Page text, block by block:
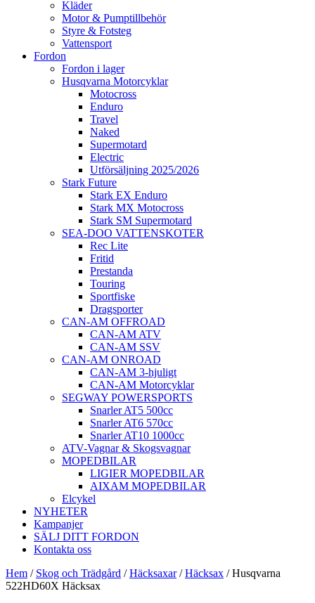
Kläder
Motor & Pumptillbehör
Styre & Fotsteg
Vattensport
Fordon
Fordon i lager
Husqvarna Motorcyklar
Motocross
Enduro
Travel
Naked
Supermotard
Electric
Utförsäljning 2025/2026
Stark Future
Stark EX Enduro
Stark MX Motocross
Stark SM Supermotard
SEA-DOO VATTENSKOTER
Rec Lite
Fritid
Prestanda
Touring
Sportfiske
Dragsporter
CAN-AM OFFROAD
CAN-AM ATV
CAN-AM SSV
CAN-AM ONROAD
CAN-AM 3-hjuligt
CAN-AM Motorcyklar
SEGWAY POWERSPORTS
Snarler AT5 500cc
Snarler AT6 570cc
Snarler AT10 1000cc
ATV-Vagnar & Skogsvagnar
MOPEDBILAR
LIGIER MOPEDBILAR
AIXAM MOPEDBILAR
Elcykel
NYHETER
Kampanjer
SÄLJ DITT FORDON
Kontakta oss
Hem / Skog och Trädgård /Häcksaxar/Häcksax / Husqvarna
522HD60X Häcksax